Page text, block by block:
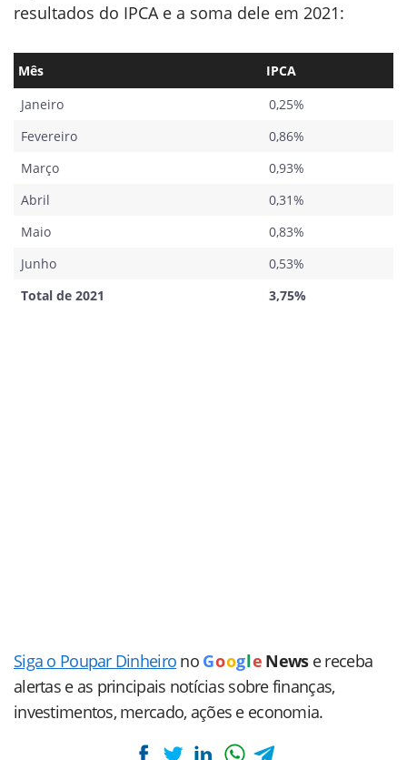
resultados do IPCA e a soma dele em 2021:
Mês
IPCA
Janeiro
0,25%
Fevereiro
0,86%
Março
0,93%
Abril
0,31%
Maio
0,83%
Junho
0,53%
Total de 2021
3,75%
Siga o Poupar Dinheiro no Goog le News e receba
alertas e as principais notícias sobre finanças,
investimentos, mercado, ações e economia.